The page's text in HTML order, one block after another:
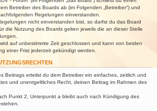
Betreiber des Boards ab (im Folgenden „Betreiber“) und
Regelungen einverstanden.
nicht einverstanden bist, so darfst du das Board
die Nutzung des Boards gelten jeweils die an dieser Stelle
auf unbestimmte Zeit geschlossen und kann von beiden
einer Frist jederzeit gekündigt werden.
Beitrags erteilst du dem Betreiber ein einfaches, zeitlich und
und unentgeltliches Recht, deinen Beitrag im Rahmen des
Punkt 2, Unterpunkt a bleibt auch nach Kündigung des